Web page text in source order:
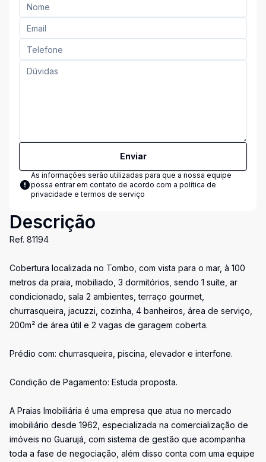
Enviar
As informações serão utilizadas para que a nossa equipe
possa entrar em contato de acordo com a política de
privacidade e termos de serviço
Descrição
Ref. 81194
Cobertura localizada no Tombo, com vista para o mar, à 100
metros da praia, mobiliado, 3 dormitórios, sendo 1 suíte, ar
condicionado, sala 2 ambientes, terraço gourmet,
churrasqueira, jacuzzi, cozinha, 4 banheiros, área de serviço,
200m² de área útil e 2 vagas de garagem coberta.
Prédio com: churrasqueira, piscina, elevador e interfone.
Condição de Pagamento: Estuda proposta.
A Praias Imobiliária é uma empresa que atua no mercado
imobiliário desde 1962, especializada na comercialização de
imóveis no Guarujá, com sistema de gestão que acompanha
toda a fase de negociação, além disso conta com uma equipe